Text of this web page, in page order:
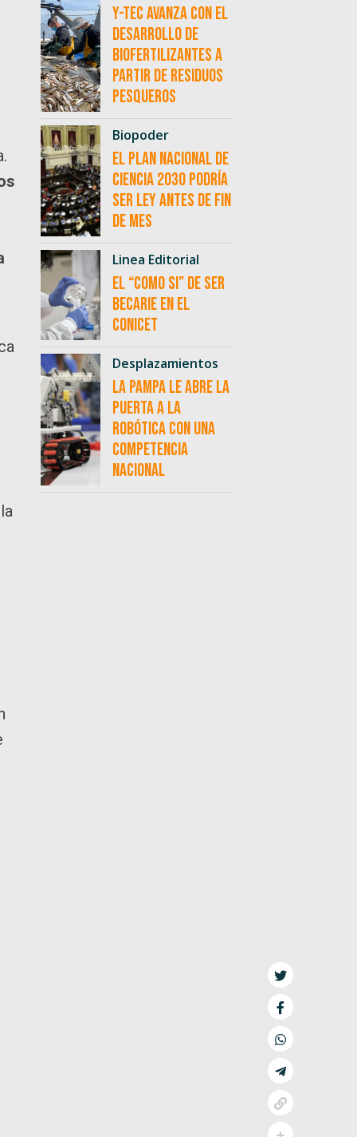
Y-TEC avanza con el
desarrollo de
biofertilizantes a
partir de residuos
pesqueros
Biopoder
El Plan Nacional de
Ciencia 2030 podría
ser ley antes de fin
de mes
Linea Editorial
El “como si” de ser
becarie en el
CONICET
Desplazamientos
La Pampa le abre la
puerta a la
robótica con una
competencia
nacional